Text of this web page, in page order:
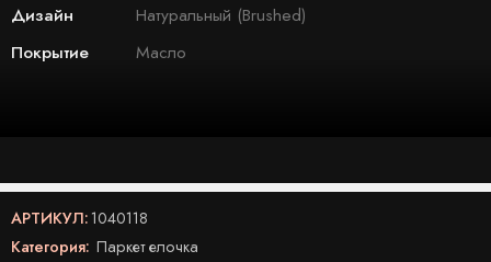
Дизайн
Натуральный (Brushed)
Покрытие
Масло
АРТИКУЛ:1040118
Категория: Паркет елочка